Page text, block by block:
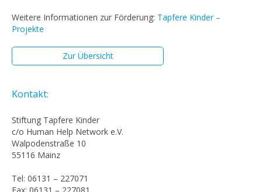
Weitere Informationen zur Förderung: Tapfere Kinder –
Projekte
Zur Übersicht
Kontakt:
Stiftung Tapfere Kinder
c/o Human Help Network e.V.
Walpodenstraße 10
55116 Mainz
Tel: 06131 – 227071